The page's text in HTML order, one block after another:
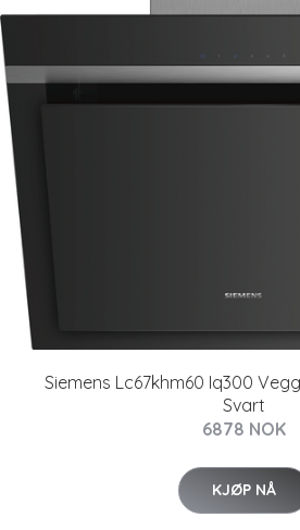
Siemens Lc67khm60 Iq300
Svart
6878 NOK
KJØP NÅ